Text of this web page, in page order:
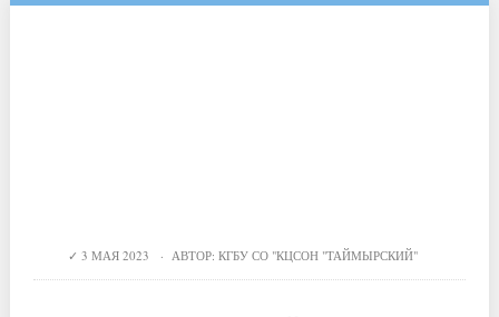
3 МАЯ 2023 · АВТОР:КГБУ СО "КЦСОН "ТАЙМЫРСКИЙ"